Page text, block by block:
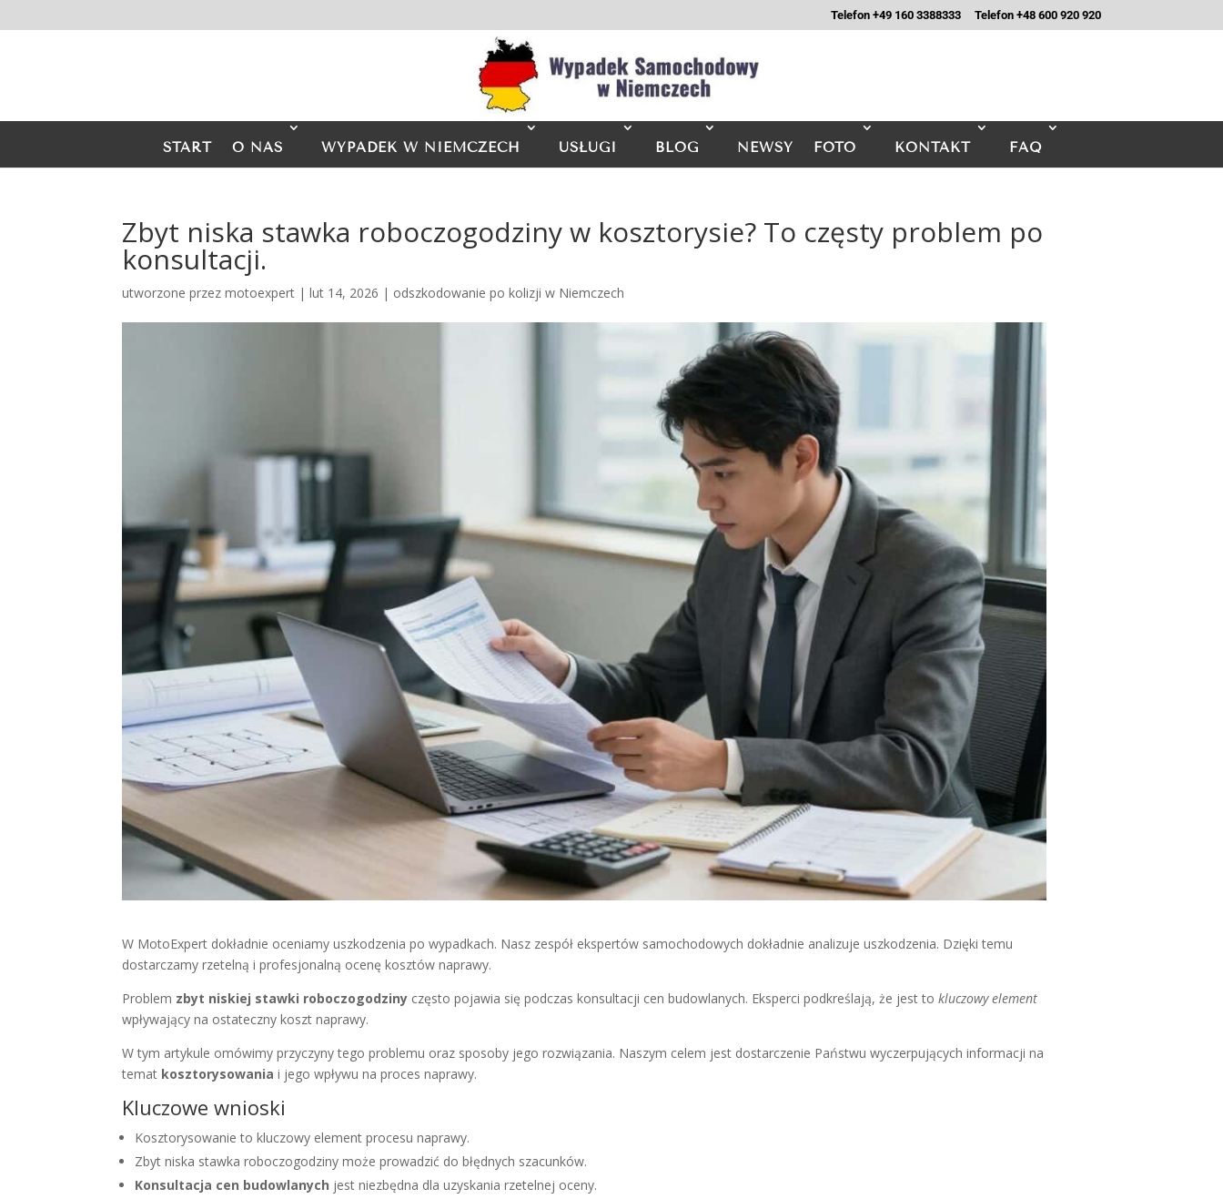
Telefon +49 160 3388333 Telefon +48 600 920 920
START O NAS WYPADEK W NIEMCZECH USŁUGI BLOG NEWSY FOTO KONTAKT FAQ
Zbyt niska stawka roboczogodziny w kosztorysie? To częsty problem po
konsultacji.
utworzone przezmotoexpert |lut 14, 2026 | odszkodowanie po kolizji w Niemczech
W MotoExpert dokładnie oceniamy uszkodzenia po wypadkach. Nasz zespół ekspertów samochodowych dokładnie analizuje uszkodzenia. Dzięki temu
dostarczamy rzetelną i profesjonalną ocenę kosztów naprawy.
Problem zbyt niskiej stawki roboczogodziny często pojawia się podczas konsultacji cen budowlanych. Eksperci podkreślają, że jest tokluczowy element
wpływający na ostateczny koszt naprawy.
W tym artykule omówimy przyczyny tego problemu oraz sposoby jego rozwiązania. Naszym celem jest dostarczenie Państwu wyczerpujących informacji na
temat kosztorysowania i jego wpływu na proces naprawy.
Kluczowe wnioski
Kosztorysowanie to kluczowy element procesu naprawy.
Zbyt niska stawka roboczogodziny może prowadzić do błędnych szacunków.
Konsultacja cen budowlanych jest niezbędna dla uzyskania rzetelnej oceny.